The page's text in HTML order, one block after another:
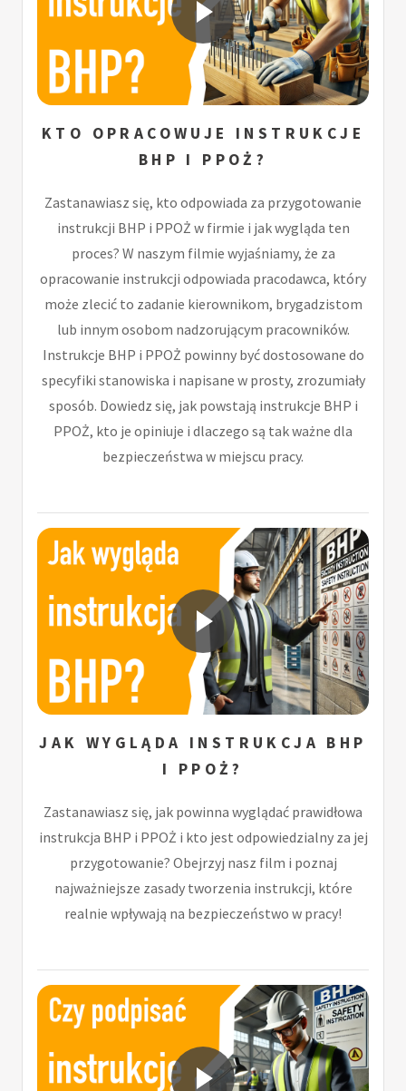
KTO OPRACOWUJE INSTRUKCJE
BHP I PPOŻ?
Zastanawiasz się, kto odpowiada za przygotowanie
instrukcji BHP i PPOŻ w firmie i jak wygląda ten
proces? W naszym filmie wyjaśniamy, że za
opracowanie instrukcji odpowiada pracodawca, który
może zlecić to zadanie kierownikom, brygadzistom
lub innym osobom nadzorującym pracowników.
Instrukcje BHP i PPOŻ powinny być dostosowane do
specyfiki stanowiska i napisane w prosty, zrozumiały
sposób. Dowiedz się, jak powstają instrukcje BHP i
PPOŻ, kto je opiniuje i dlaczego są tak ważne dla
bezpieczeństwa w miejscu pracy.
JAK WYGLĄDA INSTRUKCJA BHP
I PPOŻ?
Zastanawiasz się, jak powinna wyglądać prawidłowa
instrukcja BHP i PPOŻ i kto jest odpowiedzialny za jej
przygotowanie? Obejrzyj nasz film i poznaj
najważniejsze zasady tworzenia instrukcji, które
realnie wpływają na bezpieczeństwo w pracy!